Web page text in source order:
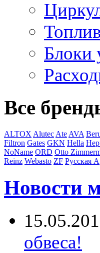
Блоки
Все
ALTOX Alutec Ate AVA
Filtron Gates GKN Hella
NoName ORD Otto
Reinz Webasto ZF Русская
Новости
обвеса!